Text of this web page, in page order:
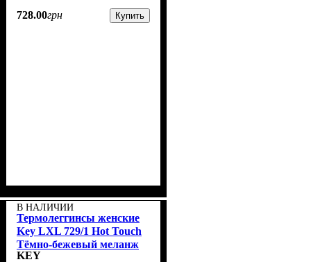
728.00грн Купить
В НАЛИЧИИ
Термолеггинсы женские
Key LXL 729/1 Hot Touch
Тёмно-бежевый меланж
KEY